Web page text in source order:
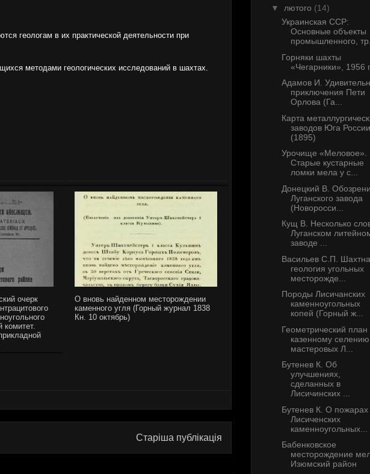
геологам в их практической деятельности при
методами геологических исследований в шахтах.
очерк
комитет.
О вновь найденном месторождении
каменного угля (Горный журнал 1838
Кн. 10 октябрь)
Старіша публікація
▼ лютого (14)
Украинская ССР:
Основные объекты
промышленного,
Горняки шахты
«Чегарники», 1956
Адамов И.
приключения Пети
Орлова (Га...
Карта
заводов Юга России
(1895)
Урочище «Меловое».
Старые кустарные
ломки мела у с...
Донецкий В.
Луганского завода
(Новоросси...
Кущ В. Несколько
Луганском
заводе ...
Васильев С.П.
геология угольных
месторожде...
Породы Лисичанских
каменноугольных
копей (Горный ж...
Геометрический план
казенному селению
мастеровых Л...
Бутенев К. Об
улучшениях,
сделанных в
Лисичинских ...
Бутенев К. О пожарах
Лисиченских
каменноугольных...
Бабенковское
месторождение
Изюмский район